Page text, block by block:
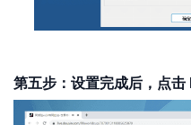
第五步：设置完成后，点击